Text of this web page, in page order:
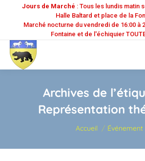
Jours de Marché : Tous les lundis matin
Halle Baltard et place de la
Marché nocturne du vendredi de 16:00 à
Fontaine et de l'échiquier
Archives de
Représentation
Vous êtes ici :
Accueil Événement